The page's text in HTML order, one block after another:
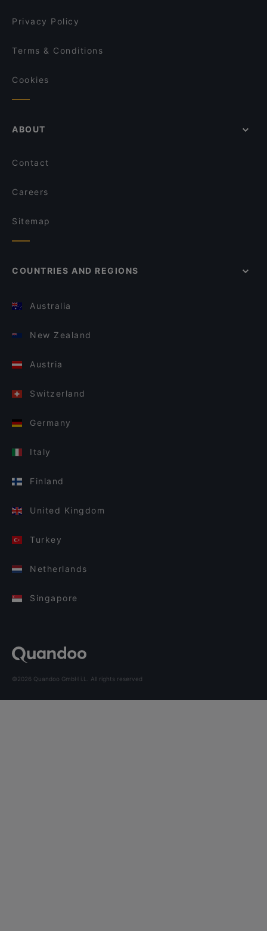
Privacy Policy
Terms & Conditions
Cookies
ABOUT
Contact
Careers
Sitemap
COUNTRIES AND REGIONS
Australia
New Zealand
Austria
Switzerland
Germany
Italy
Finland
United Kingdom
Turkey
Netherlands
Singapore
©2026 Quandoo GmbH i.L. All rights reserved